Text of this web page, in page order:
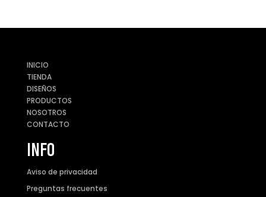
INICIO
TIENDA
DISEÑOS
PRODUCTOS
NOSOTROS
CONTACTO
INFO
Aviso de privacidad
Preguntas frecuentes